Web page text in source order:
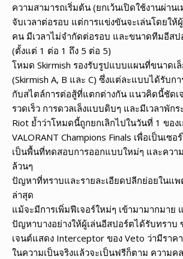
ความสามารถเริ่มต้น (ยกเว้นเปิดใช้งานผ่าน
จับเวลาต่อรอบ แต่การแข่งขันจะเล่นโดยให้
คน มีเวลาไม่จำกัดต่อรอบ และขนาดทีมอีส
(ตั้งแต่ 1 ต่อ 1 ถึง 5 ต่อ 5)
โหมด Skirmish รองรับรูปแบบแผนที่ขนาดเ
(Skirmish A, B และ C) ซึ่งแต่ละแบบได้รับก
กับสไตล์การต่อสู้ที่แตกต่างกัน แนวคิดนี้ชัดเ
รวดเร็ว การดวลเล็งแบบดิบๆ และมีเวลาพัก
Riot ย้ำว่าโหมดนี้ถูกยกเลิกไปในวันที่ 1 ของ
VALORANT Champions Finals เพื่อเป็นเซ
เป็นพื้นที่ทดสอบการออกแบบใหม่ๆ และควา
ล้วนๆ
ปัญหาที่ทราบและรายละเอียดปลีกย่อยในแพ
ล่าสุด
แม้จะมีการเพิ่มฟีเจอร์ใหม่ๆ เข้ามามากมาย
ปัญหาบางอย่างให้ผู้เล่นอีสปอร์ตได้รับทรา
เจนต์แสดง Interceptor ของ Veto ว่ามีราค
ในความเป็นจริงแล้วจะเป็นฟรีก็ตาม ความค